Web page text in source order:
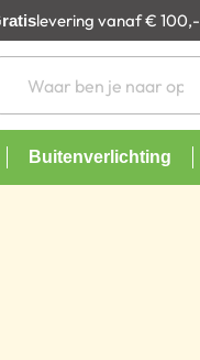
levering vanaf € 100,-
Buitenverlichting